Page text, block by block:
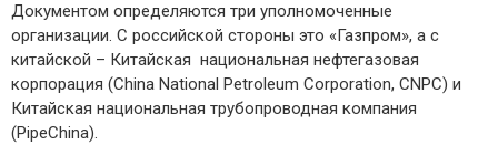
Документом определяются три уполномоченные
организации. С российской стороны это «Газпром», а с
китайской – Китайская национальная нефтегазовая
корпорация (China National Petroleum Corporation, CNPC) и
Китайская национальная трубопроводная компания
(PipeChina).